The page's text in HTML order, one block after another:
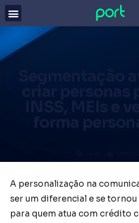
forma
A personalização na
ser um diferencial e se tornou
para quem atua com crédito